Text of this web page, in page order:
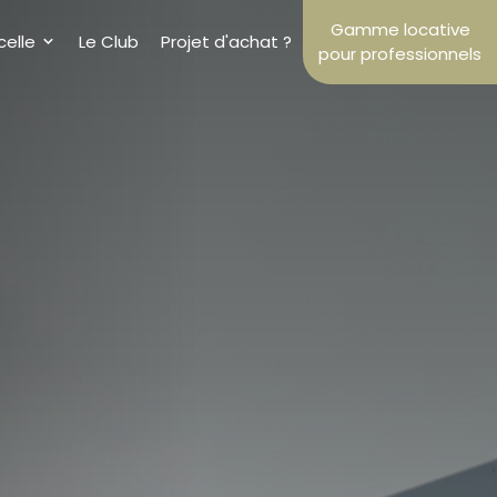
Le Club Projet d'achat ?
Gamme locative
pour professionnels